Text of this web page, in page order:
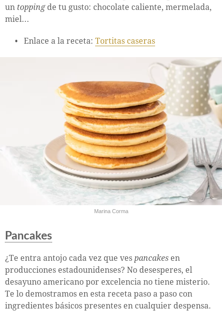
un topping de tu gusto: chocolate caliente, mermelada,
miel...
Enlace a la receta: Tortitas caseras
Marina Corma
Pancakes
¿Te entra antojo cada vez que ves pancakes en
producciones estadounidenses? No desesperes, el
desayuno americano por excelencia no tiene misterio.
Te lo demostramos en esta receta paso a paso con
ingredientes básicos presentes en cualquier despensa.